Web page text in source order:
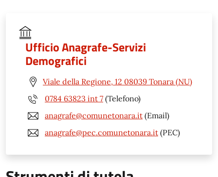
Ufficio Anagrafe-Servizi
Demografici
Viale della Regione, 12 08039 Tonara (NU)
0784 63823 int 7 (Telefono)
anagrafe@comunetonara.it (Email)
anagrafe@pec.comunetonara.it (PEC)